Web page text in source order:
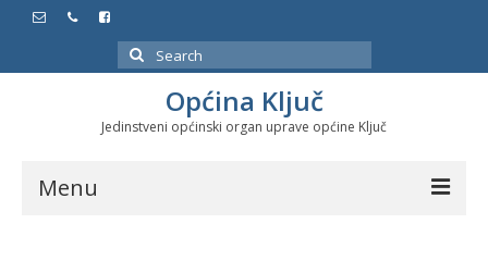
Search
for:
Općina Ključ
Jedinstveni općinski organ uprave općine Ključ
Menu